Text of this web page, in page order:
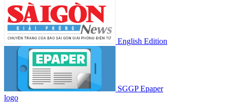
English Edition
SGGP Epaper
logo